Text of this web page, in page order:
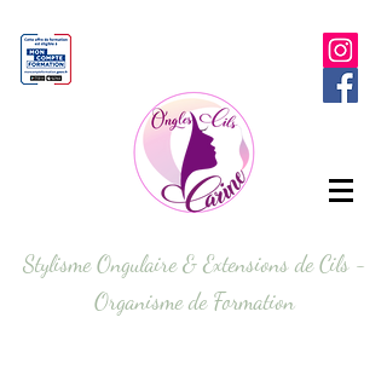
Stylisme Ongulaire & Extensions de Cils -
Organisme de Formation